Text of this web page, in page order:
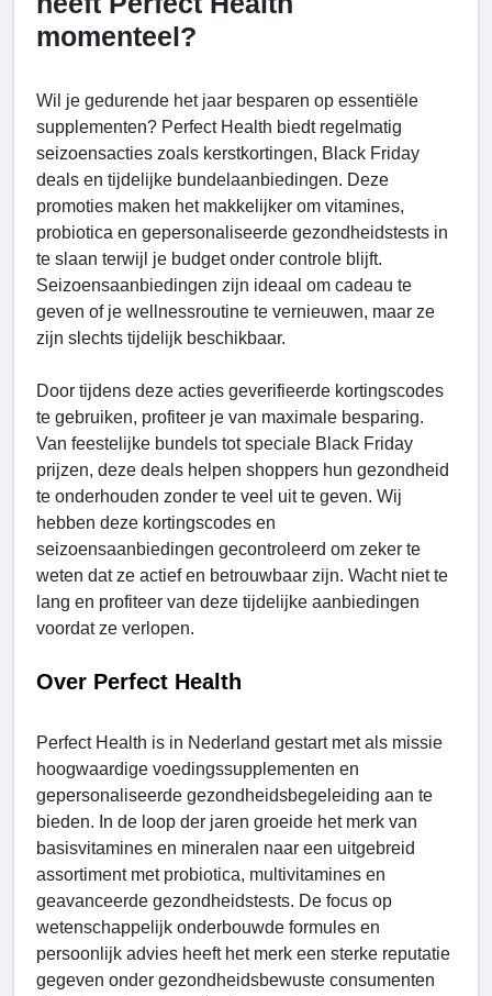
momenteel?
Wil je gedurende het jaar besparen op essentiële
supplementen? Perfect Health biedt regelmatig
seizoensacties zoals kerstkortingen, Black Friday
deals en tijdelijke bundelaanbiedingen. Deze
promoties maken het makkelijker om vitamines,
probiotica en gepersonaliseerde gezondheidstests in
te slaan terwijl je budget onder controle blijft.
Seizoensaanbiedingen zijn ideaal om cadeau te
geven of je wellnessroutine te vernieuwen, maar ze
zijn slechts tijdelijk beschikbaar.
Door tijdens deze acties geverifieerde kortingscodes
te gebruiken, profiteer je van maximale besparing.
Van feestelijke bundels tot speciale Black Friday
prijzen, deze deals helpen shoppers hun gezondheid
te onderhouden zonder te veel uit te geven. Wij
hebben deze kortingscodes en
seizoensaanbiedingen gecontroleerd om zeker te
weten dat ze actief en betrouwbaar zijn. Wacht niet te
lang en profiteer van deze tijdelijke aanbiedingen
voordat ze verlopen.
Over Perfect Health
Perfect Health is in Nederland gestart met als missie
hoogwaardige voedingssupplementen en
gepersonaliseerde gezondheidsbegeleiding aan te
bieden. In de loop der jaren groeide het merk van
basisvitamines en mineralen naar een uitgebreid
assortiment met probiotica, multivitamines en
geavanceerde gezondheidstests. De focus op
wetenschappelijk onderbouwde formules en
persoonlijk advies heeft het merk een sterke reputatie
gegeven onder gezondheidsbewuste consumenten